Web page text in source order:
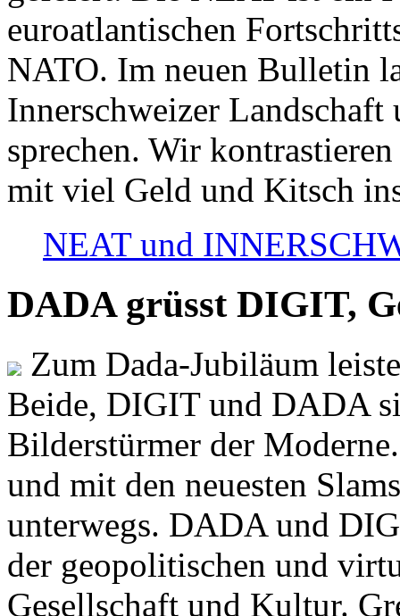
euroatlantischen
NATO. Im neuen Bulletin
Innerschweizer
sprechen. Wir
mit viel Geld und Kitsch
NEAT und
DADA grüsst DIGIT,
Zum Dada-Jubiläum
Beide, DIGIT und DADA
Bilderstürmer der
und mit den neuesten
unterwegs. DADA und
der geopolitischen und
Gesellschaft und Kultur.